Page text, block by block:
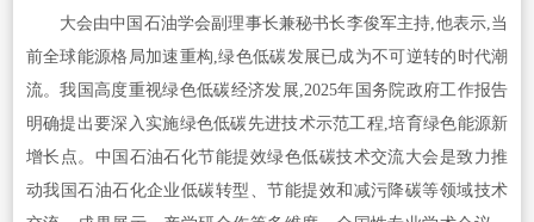
大会由中国石油学会副理事长兼秘书长李俊军主持,他表示,当
前全球能源格局加速重构,绿色低碳发展已成为不可逆转的时代潮
流。我国高度重视绿色低碳经济发展,2025年国务院政府工作报告
明确提出要深入实施绿色低碳先进技术示范工程,培育绿色能源新
增长点。中国石油石化节能提效绿色低碳技术交流大会是致力推
动我国石油石化企业低碳转型、节能提效和减污降碳等领域技术